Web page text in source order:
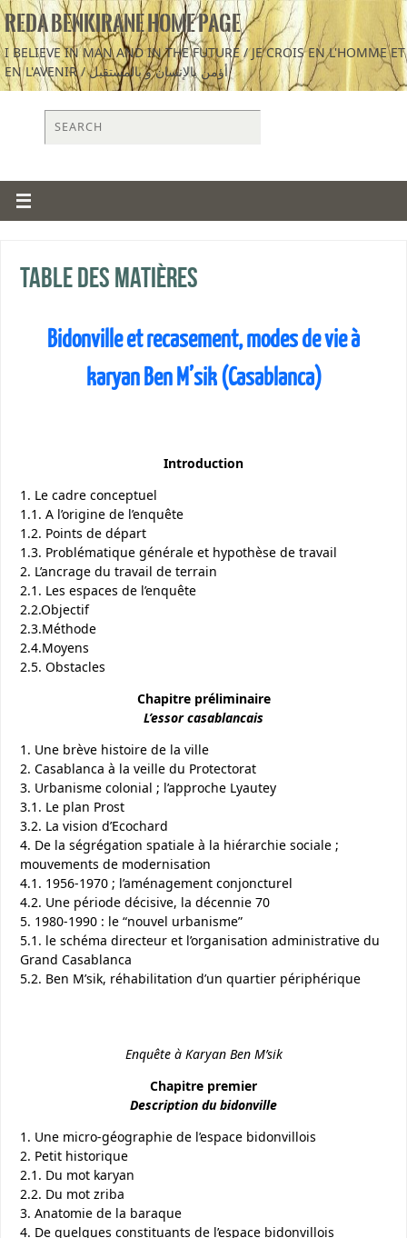
REDA BENKIRANE HOME PAGE
I BELIEVE IN MAN AND IN THE FUTURE / JE CROIS EN L'HOMME ET
EN L'AVENIR / أؤمن بالإنسان و بالمستقبل
Table des matières
Bidonville et recasement, modes de vie à
karyan Ben M’sik (Casablanca)
Introduction
1. Le cadre conceptuel
1.1. A l’origine de l’enquête
1.2. Points de départ
1.3. Problématique générale et hypothèse de travail
2. L’ancrage du travail de terrain
2.1. Les espaces de l’enquête
2.2.Objectif
2.3.Méthode
2.4.Moyens
2.5. Obstacles
Chapitre préliminaire
L’essor casablancais
1. Une brève histoire de la ville
2. Casablanca à la veille du Protectorat
3. Urbanisme colonial ; l’approche Lyautey
3.1. Le plan Prost
3.2. La vision d’Ecochard
4. De la ségrégation spatiale à la hiérarchie sociale ;
mouvements de modernisation
4.1. 1956-1970 ; l’aménagement conjoncturel
4.2. Une période décisive, la décennie 70
5. 1980-1990 : le “nouvel urbanisme”
5.1. le schéma directeur et l’organisation administrative du
Grand Casablanca
5.2. Ben M’sik, réhabilitation d’un quartier périphérique
Enquête à Karyan Ben M’sik
Chapitre premier
Description du bidonville
1. Une micro-géographie de l’espace bidonvillois
2. Petit historique
2.1. Du mot karyan
2.2. Du mot zriba
3. Anatomie de la baraque
4. De quelques constituants de l’espace bidonvillois